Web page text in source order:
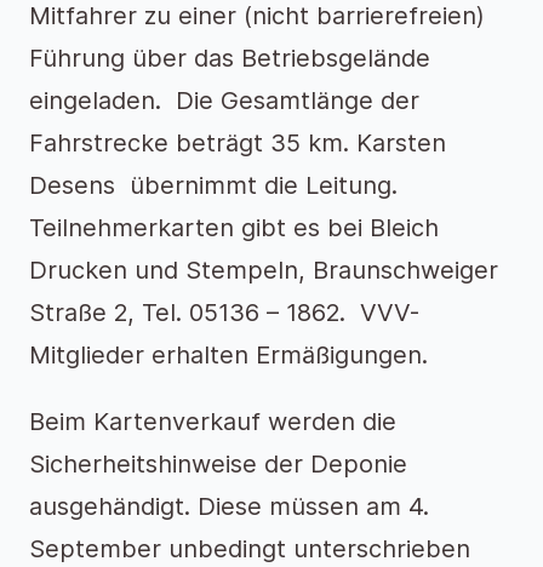
Mitfahrer zu einer (nicht barrierefreien)
Führung über das Betriebsgelände
eingeladen. Die Gesamtlänge der
Fahrstrecke beträgt 35 km. Karsten
Desens übernimmt die Leitung.
Teilnehmerkarten gibt es bei Bleich
Drucken und Stempeln, Braunschweiger
Straße 2, Tel. 05136 – 1862. VVV-
Mitglieder erhalten Ermäßigungen.
Beim Kartenverkauf werden die
Sicherheitshinweise der Deponie
ausgehändigt. Diese müssen am 4.
September unbedingt unterschrieben